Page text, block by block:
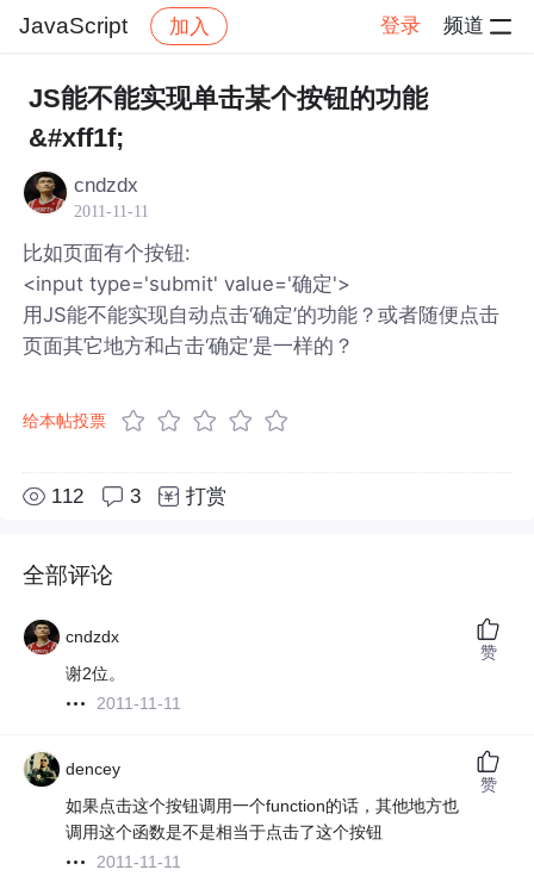
JavaScript 加入 登录 频道
社区 JavaScript 帖子详情
JS能不能实现单击某个按钮的功能
&#xff1f;
cndzdx
2011-11-11
比如页面有个按钮:
<input type='submit' value='确定'>
用JS能不能实现自动点击‘确定’的功能？或者随便点击
页面其它地方和占击‘确定’是一样的？
给本帖投票
112 3 打赏
全部评论
cndzdx
谢2位。
2011-11-11
赞
dencey
如果点击这个按钮调用一个function的话，其他地方也
调用这个函数是不是相当于点击了这个按钮
2011-11-11
赞